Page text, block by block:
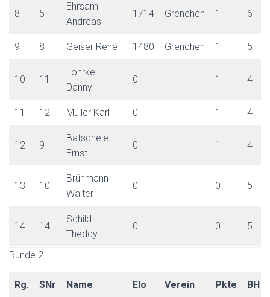
8 5
Ehrsam
Andreas
1714 Grenchen 1 6
9 8 Geiser René 1480 Grenchen 1 5
10 11
Lohrke
Danny
0 1 4
11 12 Müller Karl 0 1 4
12 9
Batschelet
Ernst
0 1 4
13 10
Brühmann
Walter
0 0 5
14 14
Schild
Theddy
0 0 5
Runde 2
Rg. SNr Name Elo Verein Pkte BH